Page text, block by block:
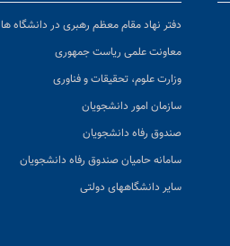
دفتر نهاد مقام معظم رهبری در دانشگاه ها
معاونت علمی ریاست جمهوری
وزارت علوم، تحقیقات و فناوری
سازمان امور دانشجویان
صندوق رفاه دانشجویان
سامانه حامیان صندوق رفاه دانشجویان
سایر دانشگاههای دولتی